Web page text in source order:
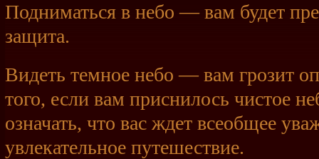
Подниматься в небо — вам будет
защита.
Видеть темное небо — вам грозит
того, если вам приснилось чистое
означать, что вас ждет всеобщее
увлекательное путешествие.